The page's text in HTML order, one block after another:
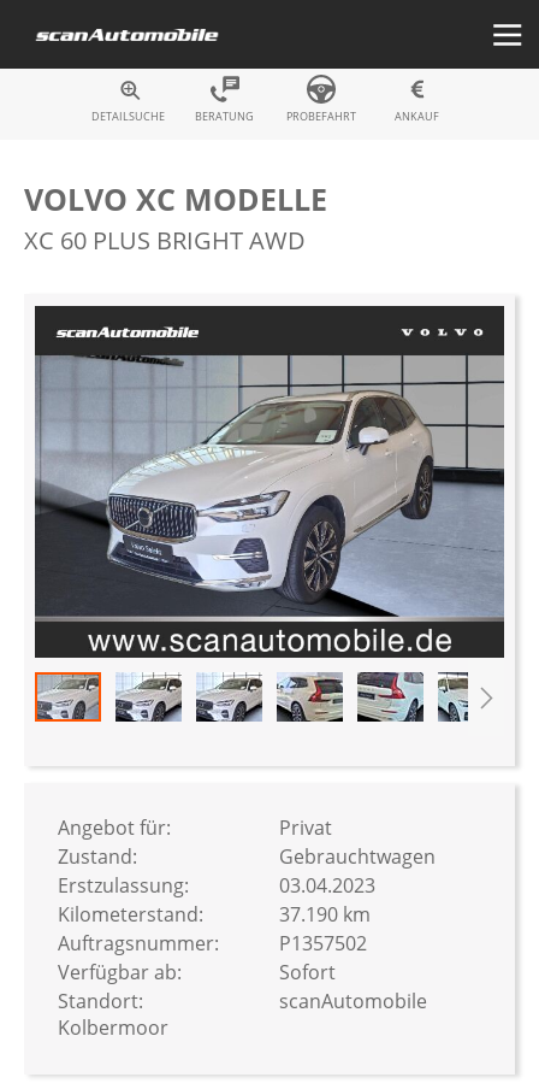
Fahrzeugsuche
DETAILSUCHE BERATUNG PROBEFAHRT ANKAUF
VOLVO XC MODELLE
XC 60 PLUS BRIGHT AWD
Ende
der
Anfang
Bildergalerie
springen
Angebot für:
Privat
Zustand:
Gebrauchtwagen
Erstzulassung:
03.04.2023
Kilometerstand:
37.190 km
Auftragsnummer:
P1357502
Verfügbar ab:
Sofort
Standort:
scanAutomobile
Kolbermoor